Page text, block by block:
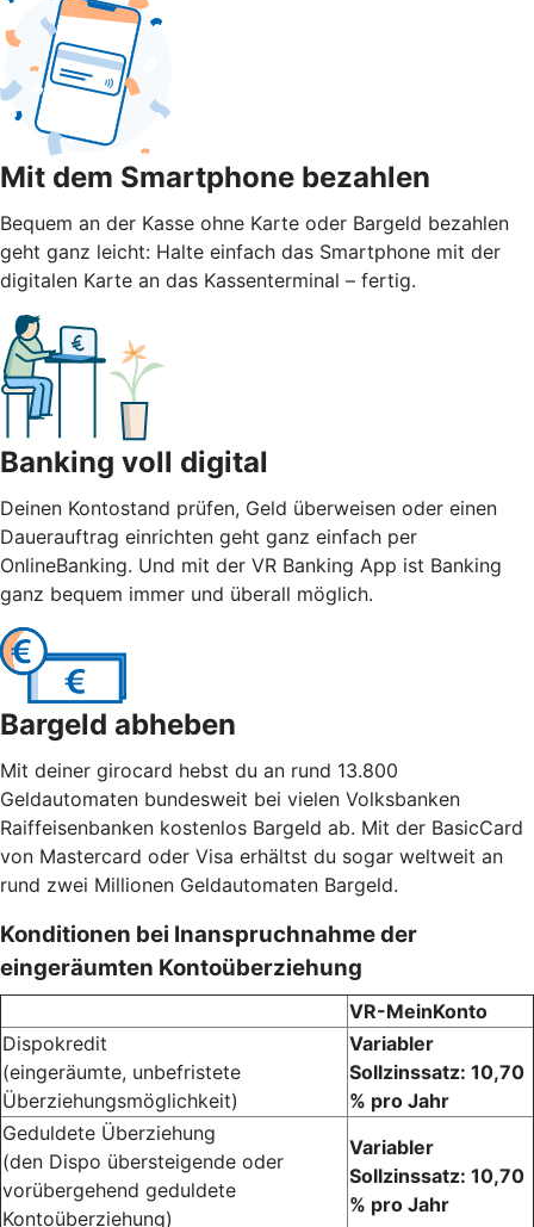
Mit dem Smartphone bezahlen
Bequem an der Kasse ohne Karte oder Bargeld bezahlen
geht ganz leicht: Halte einfach das Smartphone mit der
digitalen Karte an das Kassenterminal – fertig.
Banking voll digital
Deinen Kontostand prüfen, Geld überweisen oder einen
Dauerauftrag einrichten geht ganz einfach per
OnlineBanking. Und mit der VR Banking App ist Banking
ganz bequem immer und überall möglich.
Bargeld abheben
Mit deiner girocard hebst du an rund 13.800
Geldautomaten bundesweit bei vielen Volksbanken
Raiffeisenbanken kostenlos Bargeld ab. Mit der BasicCard
von Mastercard oder Visa erhältst du sogar weltweit an
rund zwei Millionen Geldautomaten Bargeld.
Konditionen bei Inanspruchnahme der
eingeräumten Kontoüberziehung
VR-MeinKonto
Dispokredit
(eingeräumte, unbefristete
Überziehungsmöglichkeit)
Variabler
Sollzinssatz: 10,70
% pro Jahr
Geduldete Überziehung
(den Dispo übersteigende oder
vorübergehend geduldete
Kontoüberziehung)
Variabler
Sollzinssatz: 10,70
% pro Jahr